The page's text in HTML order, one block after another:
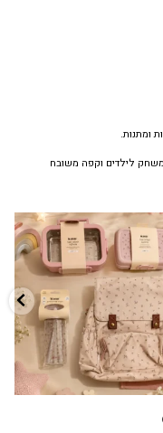
ומתנות.
לילדים וקפה משובח
✨
הקולקציה החדשה...
9 4